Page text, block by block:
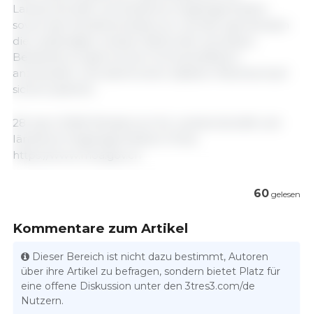
Landwirtschaft und ländliche Angelegenheiten
sowie das Handelsministerium werden gemeinsam
die zuständigen lokalen Behörden anweisen,
Bestände an gefrorenem Schweinefleisch
anzukaufen und damit einen stabilen Marktverlauf
sicherzustellen.
28. April 2026/ Ministerium für Landwirtschaft und
ländliche Angelegenheiten/ China.
https://www.moa.gov.cn
60 gelesen
Kommentare zum Artikel
Dieser Bereich ist nicht dazu bestimmt, Autoren
über ihre Artikel zu befragen, sondern bietet Platz für
eine offene Diskussion unter den 3tres3.com/de
Nutzern.